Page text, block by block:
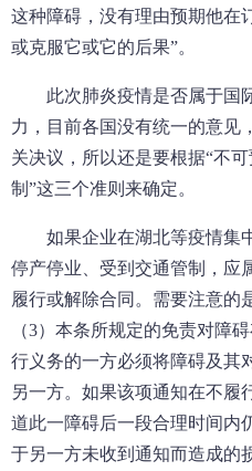
这种障碍，没有理由预期他在
或克服它或它的后果”。
此次肺炎疫情是否属于国
力，目前各国没有统一的意见
关决议，所以还是要根据“不
制”这三个准则来确定。
如果企业在湖北等疫情集
停产停业、受到交通管制，应
履行或解除合同。需要注意的
（3）本条所规定的免责对障
行义务的一方必须将障碍及其
另一方。如果该项通知在不履
道此一障碍后一段合理时间内
于另一方未收到通知而造成的